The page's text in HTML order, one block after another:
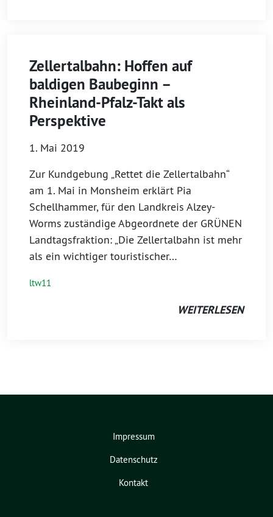
Zellertalbahn: Hoffen auf
baldigen Baubeginn –
Rheinland-Pfalz-Takt als
Perspektive
1. Mai 2019
Zur Kundgebung „Rettet die Zellertalbahn“
am 1. Mai in Monsheim erklärt Pia
Schellhammer, für den Landkreis Alzey-
Worms zuständige Abgeordnete der GRÜNEN
Landtagsfraktion: „Die Zellertalbahn ist mehr
als ein wichtiger touristischer…
ltw11
WEITERLESEN
Impressum
Datenschutz
Kontakt